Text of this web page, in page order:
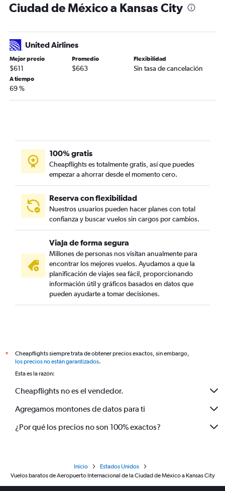
Ciudad de México a Kansas City
United Airlines
Mejor precio
$611
Promedio
$663
Flexibilidad
Sin tasa de cancelación
A tiempo
69 %
100% gratis
Cheapflights es totalmente gratis, así que puedes
empezar a ahorrar desde el momento cero.
Reserva con flexibilidad
Nuestros usuarios pueden hacer planes con total
confianza y buscar vuelos sin cargos por cambios.
Viaja de forma segura
Millones de personas nos visitan anualmente para
encontrar los mejores vuelos. Ayudamos a que la
planificación de viajes sea fácil, proporcionando
información útil y gráficos basados en datos que
pueden ayudarte a tomar decisiones.
*
Cheapflights siempre trata de obtener precios exactos, sin embargo,
los precios no están garantizados.
Esta es la razón:
Cheapflights no es el vendedor.
Agregamos montones de datos para ti
¿Por qué los precios no son 100% exactos?
Inicio
Estados Unidos
Vuelos baratos de Aeropuerto Internacional de la Ciudad de México a Kansas City